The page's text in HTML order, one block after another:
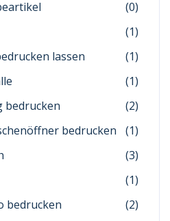
(0)
(1)
lassen
(1)
(1)
bedrucken
(2)
bedrucken
(1)
(3)
(1)
bedrucken
(2)